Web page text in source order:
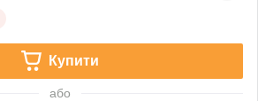
Купити
або